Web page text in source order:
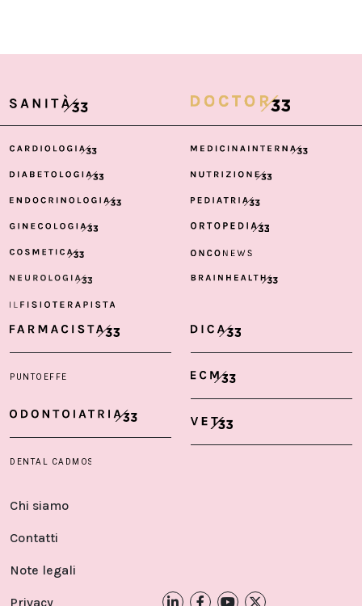
Chi siamo
Contatti
Note legali
Privacy